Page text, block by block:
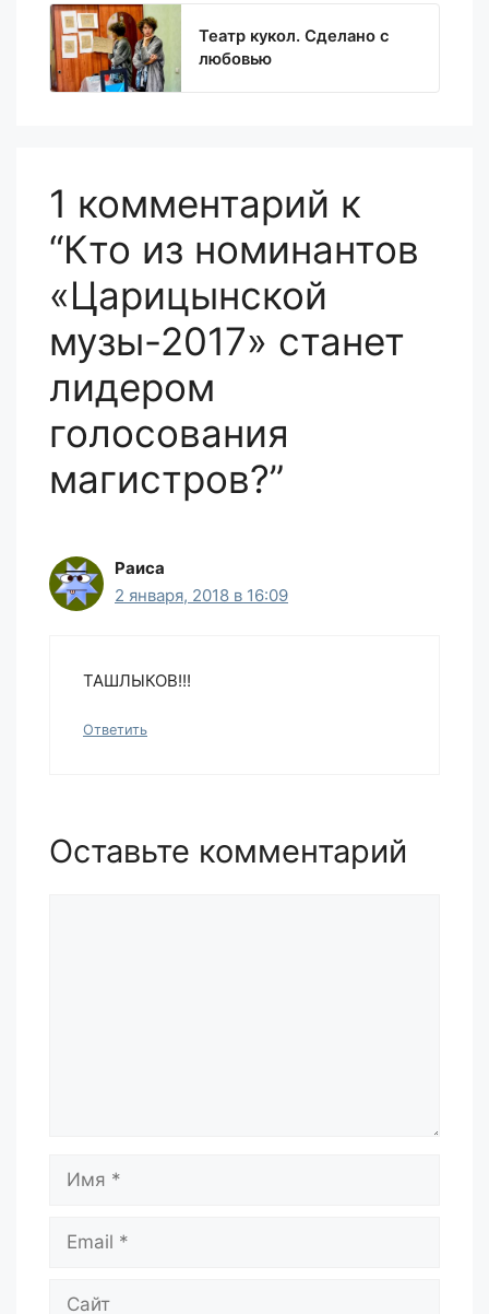
Театр кукол. Сделано с
любовью
1 комментарий к
“Кто из номинантов
«Царицынской
музы-2017» станет
лидером
голосования
магистров?”
Раиса
2 января, 2018 в 16:09
ТАШЛЫКОВ!!!
Ответить
Оставьте комментарий